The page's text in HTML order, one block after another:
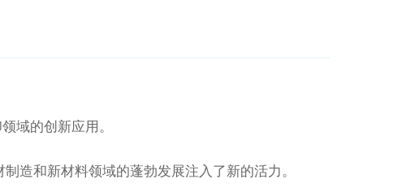
域的创新应用。
造和新材料领域的蓬勃发展注入了新的活力。